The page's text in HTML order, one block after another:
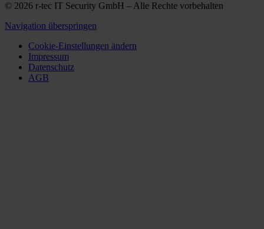
© 2026 r-tec IT Security GmbH – Alle Rechte vorbehalten
Navigation überspringen
Cookie-Einstellungen ändern
Impressum
Datenschutz
AGB